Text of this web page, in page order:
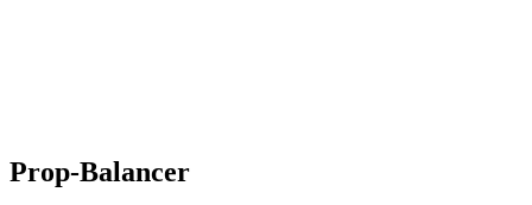
Prop-Balancer